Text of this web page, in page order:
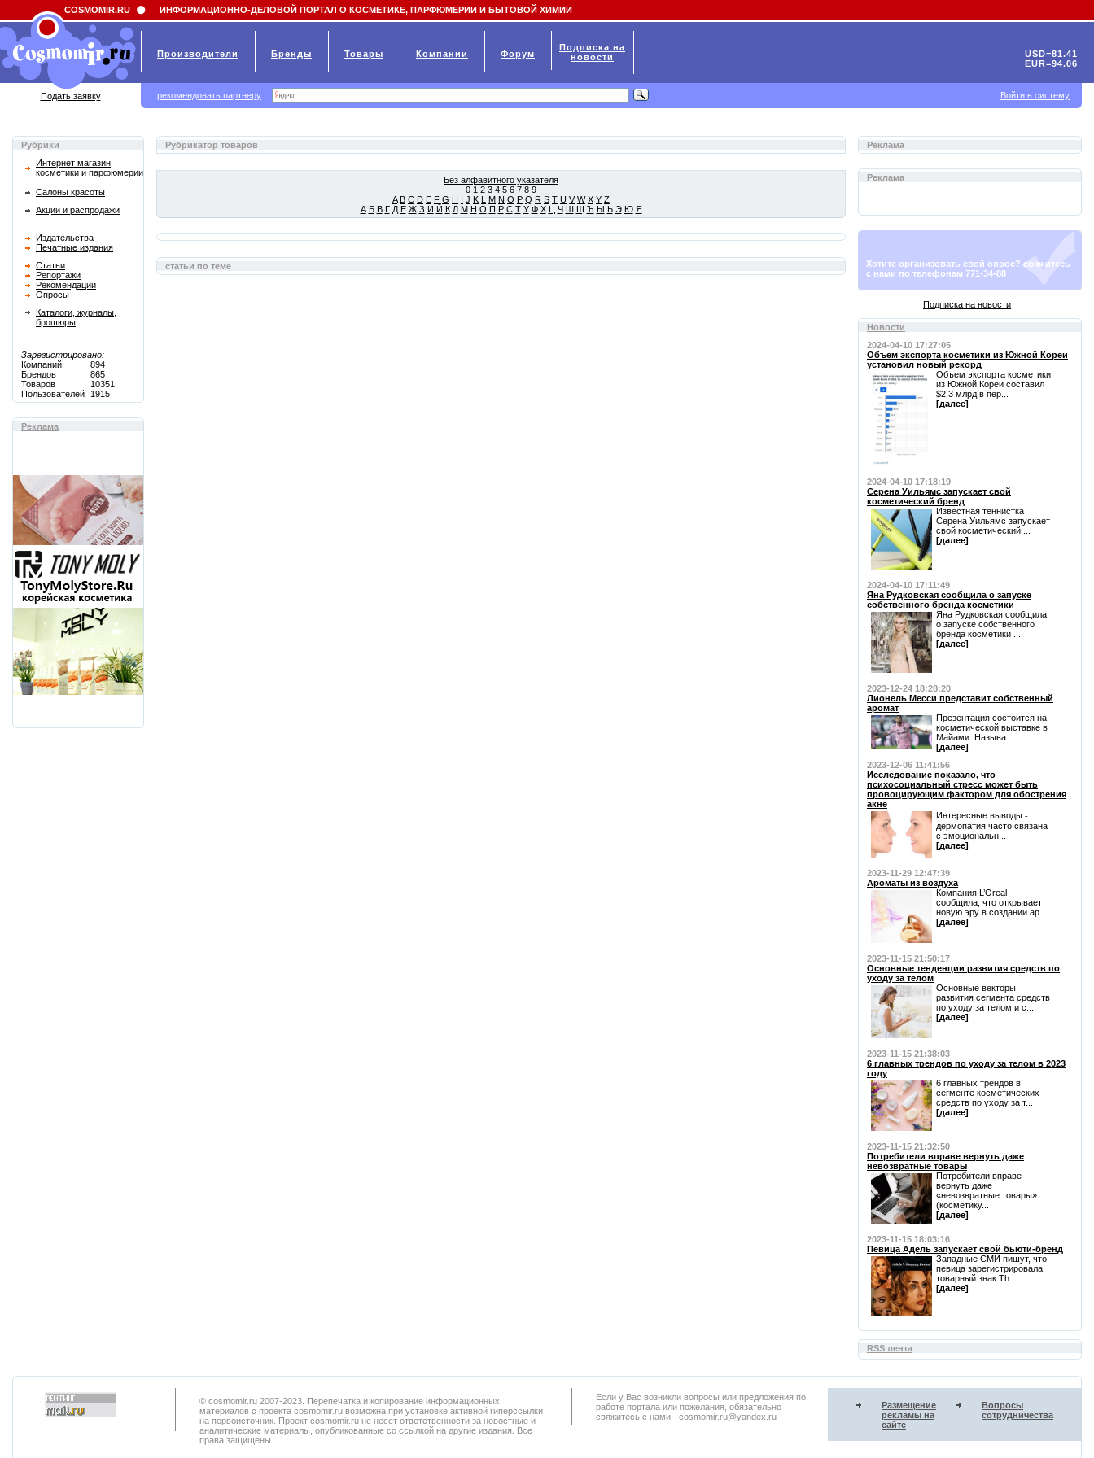
Field 'news_title' doesn't have a default value
Рубрики
Интернет магазин
косметики и парфюмерии
Салоны красоты
Акции и распродажи
Издательства
Печатные издания
Статьи
Репортажи
Рекомендации
Опросы
Каталоги, журналы,
брошюры
Зарегистрировано:
Компаний
894
Брендов
865
Товаров
10351
Пользователей
1915
Реклама
Рубрикатор товаров
Без алфавитного указателя
0 1 2 3 4 5 6 7 8 9
A B C D E F G H I J K L M N O P Q R S T U V W X Y Z
А Б В Г Д Е Ж З И Й К Л М Н О П Р С Т У Ф Х Ц Ч Ш Щ Ъ Ы Ь Э Ю Я
статьи по теме
Реклама
Реклама
Хотите организовать свой опрос? свяжитесь
с нами по телефонам 771-34-88
Подписка на новости
Новости
2024-04-10 17:27:05
Объем экспорта косметики из Южной Кореи
установил новый рекорд
Объем экспорта косметики
из Южной Кореи составил
$2,3 млрд в пер...
[далее]
2024-04-10 17:18:19
Серена Уильямс запускает свой
косметический бренд
Известная теннистка
Серена Уильямс запускает
свой косметический ...
[далее]
2024-04-10 17:11:49
Яна Рудковская сообщила о запуске
собственного бренда косметики
Яна Рудковская сообщила
о запуске собственного
бренда косметики ...
[далее]
2023-12-24 18:28:20
Лионель Месси представит собственный
аромат
Презентация состоится на
косметической выставке в
Майами. Называ...
[далее]
2023-12-06 11:41:56
Исследование показало, что
психосоциальный стресс может быть
провоцирующим фактором для обострения
акне
Интересные выводы:⁃
дермопатия часто связана
с эмоциональн...
[далее]
2023-11-29 12:47:39
Ароматы из воздуха
Компания L’Oreal
сообщила, что открывает
новую эру в создании ар...
[далее]
2023-11-15 21:50:17
Основные тенденции развития средств по
уходу за телом
Основные векторы
развития сегмента средств
по уходу за телом и с...
[далее]
2023-11-15 21:38:03
6 главных трендов по уходу за телом в 2023
году
6 главных трендов в
сегменте косметических
средств по уходу за т...
[далее]
2023-11-15 21:32:50
Потребители вправе вернуть даже
невозвратные товары
Потребители вправе
вернуть даже
«невозвратные товары»
(косметику...
[далее]
2023-11-15 18:03:16
Певица Адель запускает свой бьюти-бренд
Западные СМИ пишут, что
певица зарегистрировала
товарный знак Th...
[далее]
RSS лента
© cosmomir.ru 2007-2023. Перепечатка и копирование информационных
материалов с проекта cosmomir.ru возможна при установке активной гиперссылки
на первоисточник. Проект cosmomir.ru не несет ответственности за новостные и
аналитические материалы, опубликованные со ссылкой на другие издания. Все
права защищены.
Если у Вас возникли вопросы или предложения по
работe портала или пожелания, обязательно
свяжитесь с нами - cosmomir.ru@yandex.ru
Размещение
рекламы на
сайте
Вопросы
сотрудничества
COSMOMIR.RU ИНФОРМАЦИОННО-ДЕЛОВОЙ ПОРТАЛ О КОСМЕТИКЕ, ПАРФЮМЕРИИ И БЫТОВОЙ ХИМИИ
Производители Бренды Товары Компании Форум
Подписка на
новости
USD=81.41
EUR=94.06
Подать заявку рекомендовать партнеру Войти в систему